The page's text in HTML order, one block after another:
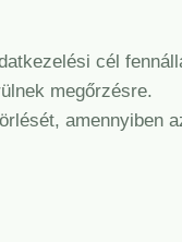
cél
megőrzésre.
amennyiben